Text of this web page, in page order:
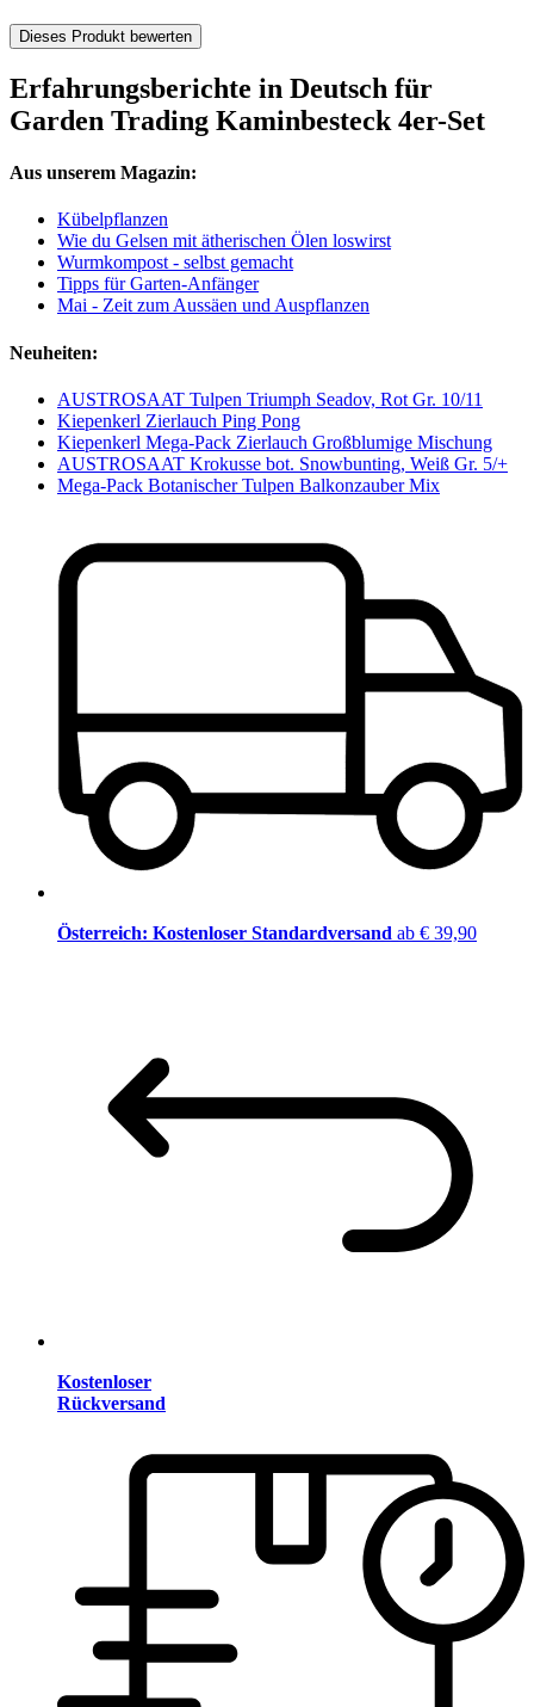
Dieses Produkt bewerten
Erfahrungsberichte in Deutsch für
Garden Trading Kaminbesteck 4er-Set
Aus unserem Magazin:
Kübelpflanzen
Wie du Gelsen mit ätherischen Ölen loswirst
Wurmkompost - selbst gemacht
Tipps für Garten-Anfänger
Mai - Zeit zum Aussäen und Auspflanzen
Neuheiten:
AUSTROSAAT Tulpen Triumph Seadov, Rot Gr. 10/11
Kiepenkerl Zierlauch Ping Pong
Kiepenkerl Mega-Pack Zierlauch Großblumige Mischung
AUSTROSAAT Krokusse bot. Snowbunting, Weiß Gr. 5/+
Mega-Pack Botanischer Tulpen Balkonzauber Mix
Österreich: Kostenloser Standardversand ab € 39,90
Kostenloser
Rückversand